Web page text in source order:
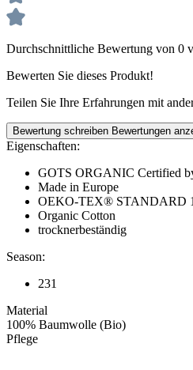
Durchschnittliche Bewertung von 0
Bewerten Sie dieses Produkt!
Teilen Sie Ihre Erfahrungen mit
Bewertung schreiben Bewertungen
Eigenschaften:
GOTS ORGANIC Certified
Made in Europe
OEKO-TEX® STANDARD
Organic Cotton
trocknerbeständig
Season:
231
Material
100% Baumwolle (Bio)
Pflege